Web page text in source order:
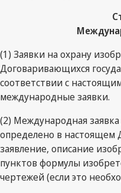
(1) Заявки на охрану
Договаривающихся
соответствии с
международные заявки.
(2) Международная
определено в настоящем
заявление, описание
пунктов формулы
чертежей (если это